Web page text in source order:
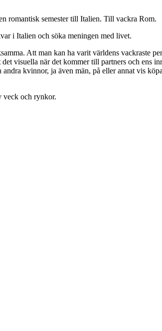
romantisk semester till Italien. Till vackra Rom.
i Italien och söka meningen med livet.
Att man kan ha varit världens vackraste
visuella när det kommer till partners och ens
kvinnor, ja även män, på eller annat vis
veck och rynkor.